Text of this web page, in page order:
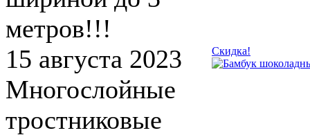
метров!!!
15 августа 2023
Многослойные
тростниковые
Скидка!